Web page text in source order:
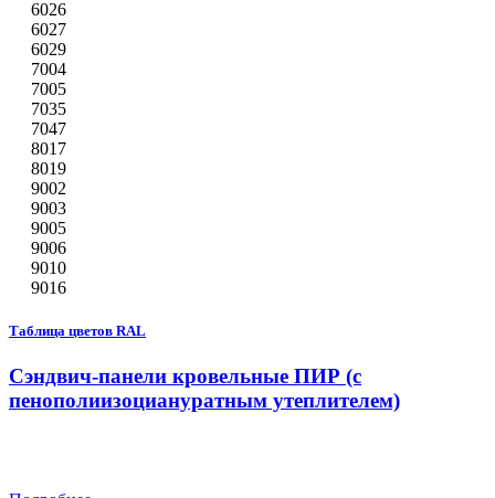
6026
6027
6029
7004
7005
7035
7047
8017
8019
9002
9003
9005
9006
9010
9016
Таблица цветов RAL
Сэндвич-панели кровельные ПИР (с
пенополиизоциануратным утеплителем)